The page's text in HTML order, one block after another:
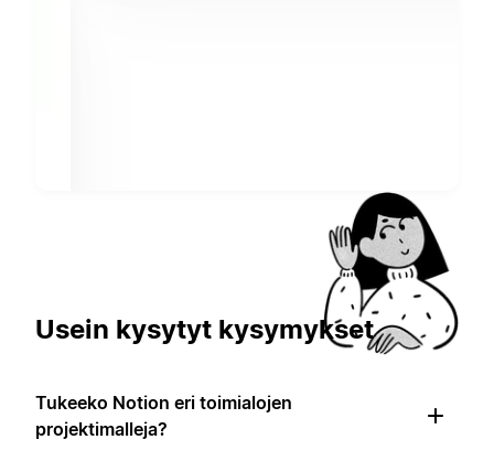
Usein kysytyt kysymykset
Tukeeko Notion eri toimialojen
projektimalleja?